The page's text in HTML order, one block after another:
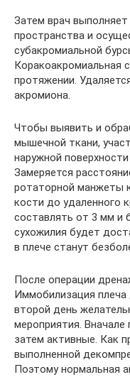
Затем врач
пространства и
субакромиальной
Коракоакромиальная
протяжении.
акромиона.
Чтобы выявить и
мышечной ткани,
наружной
Замеряется
ротаторной манжеты
кости до удаленного
составлять от 3 мм и
сухожилия будет
в плече станут
После операции
Иммобилизация
второй день
мероприятия.
затем активные. Как
выполненной
Поэтому нормальная